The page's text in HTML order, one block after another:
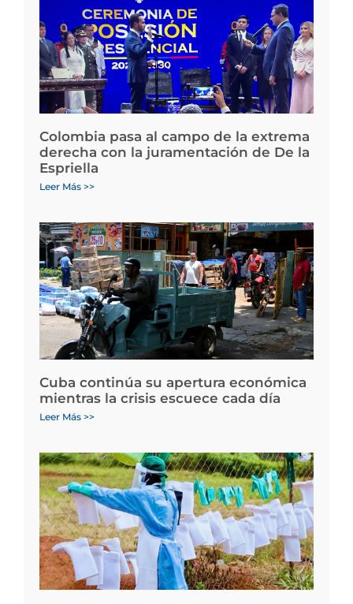
Colombia pasa al campo de la extrema
derecha con la juramentación de De la
Espriella
Leer Más >>
Cuba continúa su apertura económica
mientras la crisis escuece cada día
Leer Más >>